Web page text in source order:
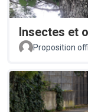
Insectes et
Proposition